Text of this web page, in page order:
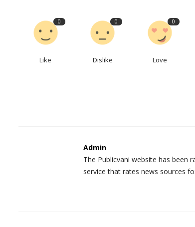
0
Like
0
Dislike
0
Love
Admin
The Publicvani website has been
service that rates news sources